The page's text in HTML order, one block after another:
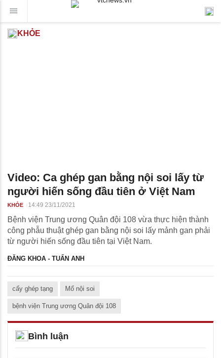
KHỎE
Video: Ca ghép gan bằng nội soi lấy từ
người hiến sống đầu tiên ở Việt Nam
KHỎE 14:49 23/11/2021
Bệnh viện Trung ương Quân đội 108 vừa thực hiện thành
công phẫu thuật ghép gan bằng nội soi lấy mảnh gan phải
từ người hiến sống đầu tiên tại Việt Nam.
ĐĂNG KHOA - TUẤN ANH
cấy ghép tạng Mổ nội soi
bệnh viện Trung ương Quân đội 108
Bình luận